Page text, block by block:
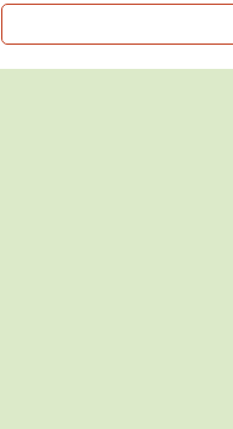
программу «Бах.